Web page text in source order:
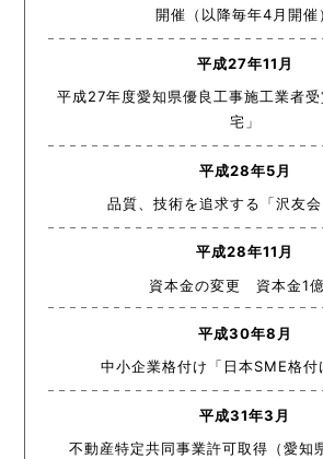
開催（以降毎年4月開催
平成27年11月
平成27年度愛知県優良工事施工業者
宅」
平成28年5月
品質、技術を追求する「沢友
平成28年11月
資本金の変更 資本金1
平成30年8月
中小企業格付け「日本SME格付
平成31年3月
不動産特定共同事業許可取得（愛知